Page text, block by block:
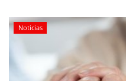
Noticias